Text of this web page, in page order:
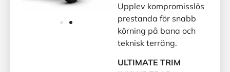
Upplev kompromisslös
prestanda för snabb
körning på bana och
teknisk terräng.
ULTIMATE TRIM